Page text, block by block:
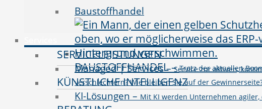
Baustoffhandel
BAUSTOFFHANDEL–Trotz der aktuellen
verschlechtern? Wie bleiben Sie auf der
SERVICELEISTUNGEN
Managed | Services–Service zur aktiven,
KÜNSTLICHE INTELLIGENZ
KI-Lösungen – Mit KI werden Unternehmen